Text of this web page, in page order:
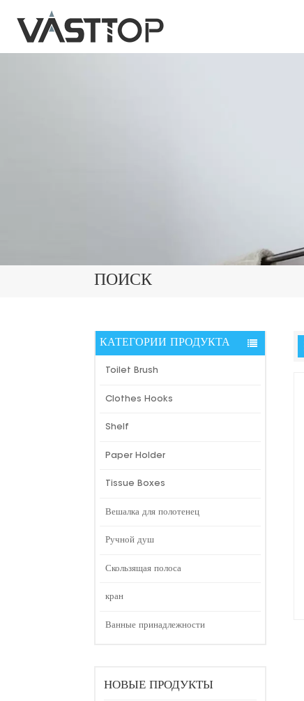
ПОИСК
КАТЕГОРИИ ПРОДУКТА
Toilet Brush
Clothes Hooks
Shelf
Paper Holder
Tissue Boxes
Вешалка для полотенец
Ручной душ
Скользящая полоса
кран
Ванные принадлежности
НОВЫЕ ПРОДУКТЫ